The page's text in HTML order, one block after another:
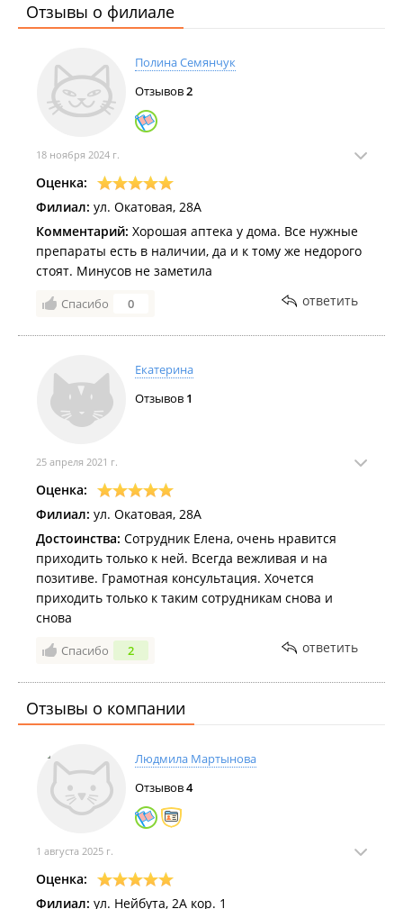
Отзывы о филиале
Полина Семянчук
Отзывов2
18 ноября 2024 г.
Оценка:
Филиал: ул. Окатовая, 28А
Комментарий: Хорошая аптека у дома. Все нужные
препараты есть в наличии, да и к тому же недорого
стоят. Минусов не заметила
Спасибо 0 ответить
Екатерина
Отзывов 1
25 апреля 2021 г.
Оценка:
Филиал: ул. Окатовая, 28А
Достоинства: Сотрудник Елена, очень нравится
приходить только к ней. Всегда вежливая и на
позитиве. Грамотная консультация. Хочется
приходить только к таким сотрудникам снова и
снова
Спасибо 2 ответить
Отзывы о компании
Людмила Мартынова
Отзывов4
1 августа 2025 г.
Оценка:
Филиал: ул. Нейбута, 2А кор. 1